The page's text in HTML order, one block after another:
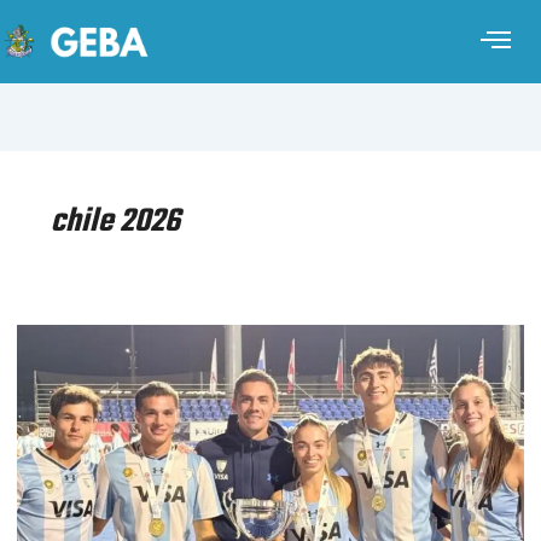
chile 2026
CÉSPED
–
COPA
PANAMERICANA
JUNIOR
CHILE